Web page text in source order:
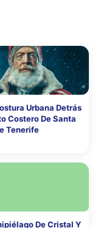
Urbana Detrás
Costero De Santa
Tenerife
De Cristal Y